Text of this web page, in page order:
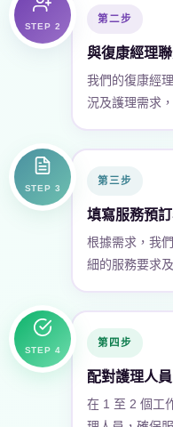
STEP 2
第二步
與復康經理
我們的復康經
況及護理需求
STEP 3
第三步
填寫服務預
根據需求，我
細的服務要求
STEP 4
第四步
配對護理人員
在 1 至 2 個工